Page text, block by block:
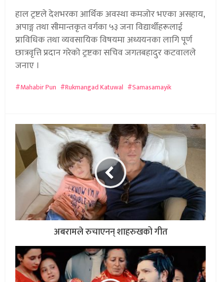
हाल ट्रष्टले देशभरका आर्थिक अवस्था कमजोर भएका असहाय,
अपाङ्ग तथा सीमान्तकृत वर्गका ५३ जना विद्यार्थीहरूलाई
प्राविधिक तथा व्यवसायिक विषयमा अध्ययनका लागि पूर्ण
छात्रवृत्ति प्रदान गरेको ट्रष्टका सचिव जगतबहादुर कटवालले
जनाए ।
Mahabir Pun Rukmangad Katuwal Samasamayik
अबरामले रुचाएनन् शाहरुखको गीत